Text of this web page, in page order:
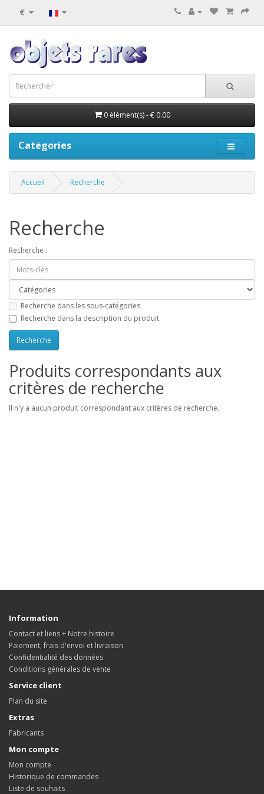
€
0 élément(s) - € 0.00
Catégories
Accueil Recherche
Recherche
Recherche :
Recherche dans les sous-catégories
Recherche dans la description du produit
Produits correspondants aux
critères de recherche
Il n'y a aucun produit correspondant aux critères de recherche.
Information
Contact et liens + Notre histoire
Paiement, frais d'envoi et livraison
Confidentialité des données
Conditions générales de vente
Service client
Plan du site
Extras
Fabricants
Mon compte
Mon compte
Historique de commandes
Liste de souhaits